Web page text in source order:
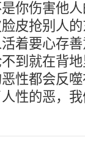
你伤害他
皮抢别人
着要心存
到就在背
性都会反
性的恶，